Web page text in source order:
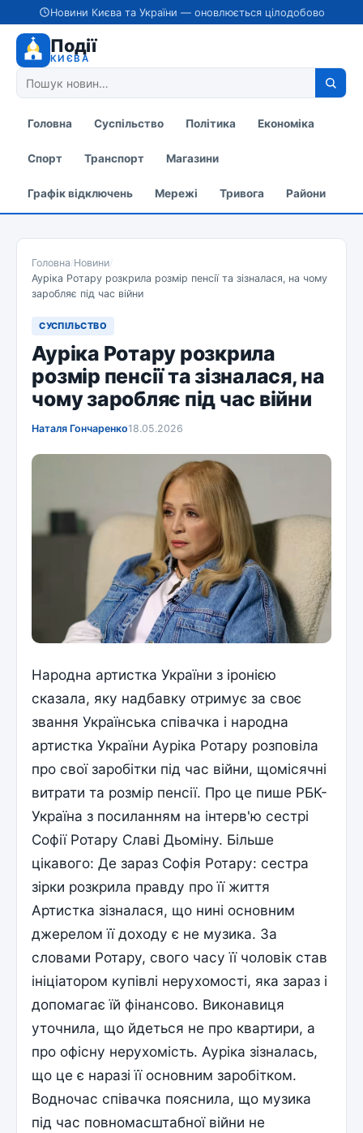
Новини Києва та України — оновлюється цілодобово
Події
КИЄВА
Головна Суспільство Політика Економіка
Спорт Транспорт Магазини
Графік відключень Мережі Тривога Райони
Головна/Новини/
Ауріка Ротару розкрила розмір пенсії та зізналася, на чому
заробляє під час війни
СУСПІЛЬСТВО
Ауріка Ротару розкрила
розмір пенсії та зізналася, на
чому заробляє під час війни
Наталя Гончаренко18.05.2026
Народна артистка України з іронією
сказала, яку надбавку отримує за своє
звання Українська співачка і народна
артистка України Ауріка Ротару розповіла
про свої заробітки під час війни, щомісячні
витрати та розмір пенсії. Про це пише РБК-
Україна з посиланням на інтерв'ю сестрі
Софії Ротару Славі Дьоміну. Більше
цікавого: Де зараз Софія Ротару: сестра
зірки розкрила правду про її життя
Артистка зізналася, що нині основним
джерелом її доходу є не музика. За
словами Ротару, свого часу її чоловік став
ініціатором купівлі нерухомості, яка зараз і
допомагає їй фінансово. Виконавиця
уточнила, що йдеться не про квартири, а
про офісну нерухомість. Ауріка зізналась,
що це є наразі її основним заробітком.
Водночас співачка пояснила, що музика
під час повномасштабної війни не